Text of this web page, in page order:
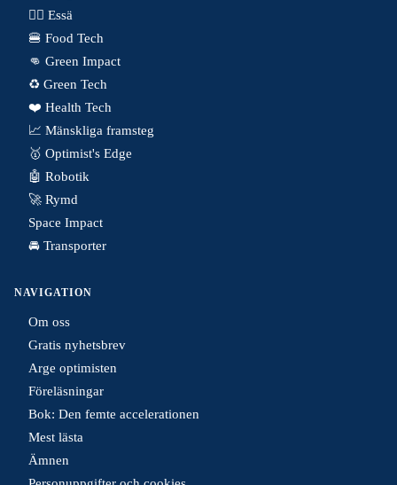
✍🏼 Essä
🍔 Food Tech
👊 Green Impact
♻️ Green Tech
❤️ Health Tech
📈 Mänskliga framsteg
🥇 Optimist's Edge
🤖 Robotik
🚀 Rymd
Space Impact
🚘 Transporter
NAVIGATION
Om oss
Gratis nyhetsbrev
Arge optimisten
Föreläsningar
Bok: Den femte accelerationen
Mest lästa
Ämnen